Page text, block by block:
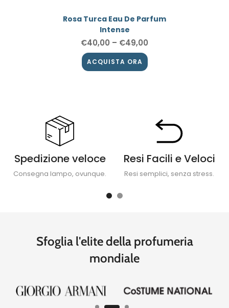
Rosa Turca Eau De Parfum
Intense
€40,00 – €49,00
ACQUISTA ORA
Spedizione veloce
Consegna lampo, ovunque.
Resi Facili e Veloci
Resi semplici, senza stress.
Sfoglia l'elite della profumeria
mondiale